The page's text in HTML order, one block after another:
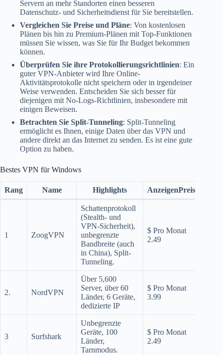
Servern an mehr Standorten einen besseren
Datenschutz- und Sicherheitsdienst für Sie bereitstellen.
Vergleichen Sie Preise und Pläne: Von kostenlosen
Plänen bis hin zu Premium-Plänen mit Top-Funktionen
müssen Sie wissen, was Sie für Ihr Budget bekommen
können.
Überprüfen Sie ihre Protokollierungsrichtlinien: Ein
guter VPN-Anbieter wird Ihre Online-
Aktivitätsprotokolle nicht speichern oder in irgendeiner
Weise verwenden. Entscheiden Sie sich besser für
diejenigen mit No-Logs-Richtlinien, insbesondere mit
einigen Beweisen.
Betrachten Sie Split-Tunneling: Split-Tunneling
ermöglicht es Ihnen, einige Daten über das VPN und
andere direkt an das Internet zu senden. Es ist eine gute
Option zu haben.
Bestes VPN für Windows
Rang Name Highlights AnzeigenPreise
1 ZoogVPN
Schattenprotokoll
(Stealth- und
VPN-Sicherheit),
unbegrenzte
Bandbreite (auch
in China), Split-
Tunneling.
$ Pro Monat
2.49
2. NordVPN
Über 5,600
Server, über 60
Länder, 6 Geräte,
dedizierte IP
$ Pro Monat
3.99
3 Surfshark
Unbegrenzte
Geräte, 100
Länder,
Tarnmodus.
$ Pro Monat
2.49